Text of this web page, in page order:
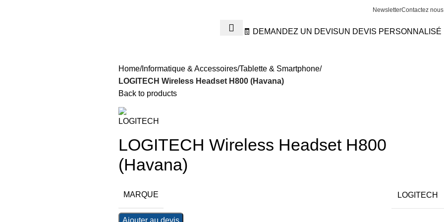
NewsletterContactez nous
🧾 DEMANDEZ UN DEVISUN DEVIS PERSONNALISÉ
Home Informatique & Accessoires Tablette & Smartphone
LOGITECH Wireless Headset H800 (Havana)
Back to products
LOGITECH Wireless Headset H800
(Havana)
MARQUE LOGITECH
Ajouter au devis